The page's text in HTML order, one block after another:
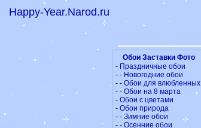
Обои Заставки Фото
- Праздничные обои
- - Новогодние обои
- - Обои для влюбленных
- - Обои на 8 марта
- Обои с цветами
- Обои природа
- -Зимние обои
- - Осенние обои
Happy-Year.Narod.ru